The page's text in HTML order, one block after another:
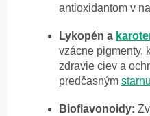
antioxidantom v
Lykopén a
vzácne pigmenty,
zdravie ciev a
predčasným
Bioflavonoidy: